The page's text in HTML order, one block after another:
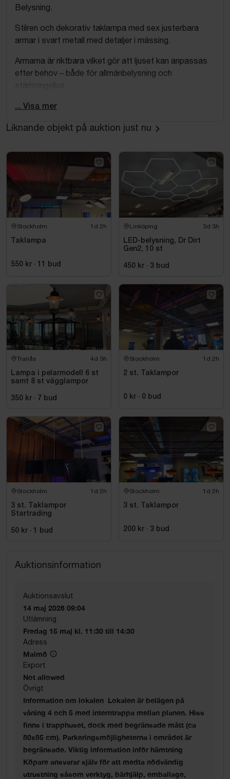
Belysning.
Stilren och dekorativ taklampa med sex justerbara
armar i svart metall med detaljer i mässing.
Armarna är riktbara vilket gör att ljuset kan anpassas
efter behov – både för allmänbelysning och
stämningsljus.
Utförande:
Svartlackerad metall
6 ljuspunkter (GU10/spot – beroende på insats)
(Nypris ca 22 000,00kr)
... Visa mer
Liknande objekt på auktion just nu
Stockholm 1d 2h
Taklampa
550 kr · 11 bud
Linköping 3d 3h
LED-belysning, Dr Dirt
Gen2, 10 st
450 kr · 3 bud
Tranås 4d 3h
Lampa i pelarmodell 6 st
samt 8 st vägglampor
350 kr · 7 bud
Stockholm 1d 2h
2 st. Taklampor
0 kr · 0 bud
Stockholm 1d 2h
3 st. Taklampor
Startrading
50 kr · 1 bud
Stockholm 1d 2h
3 st. Taklampor
200 kr · 3 bud
Auktionsinformation
Auktionsavslut
14 maj 2026 09:04
Utlämning
Fredag 15 maj kl. 11:30 till 14:30
Adress
Malmö
Export
Not allowed
Övrigt
Information om lokalen Lokalen är belägen på
våning 4 och 5 med interntrappa mellan planen. Hiss
finns i trapphuset, dock med begränsade mått (ca
80x85 cm). Parkeringsmöjligheterna i området är
begränsade. Viktig information inför hämtning
Köpare ansvarar själv för att medta nödvändig
utrustning såsom verktyg, bärhjälp, emballage,